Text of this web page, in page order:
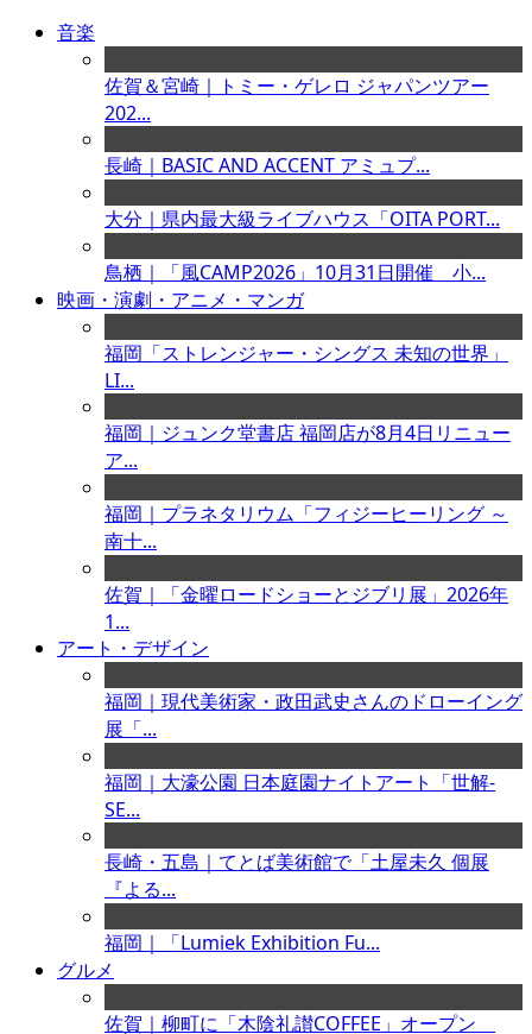
音楽
佐賀＆宮崎｜トミー・ゲレロ ジャパンツアー
202...
長崎｜BASIC AND ACCENT アミュプ...
大分｜県内最大級ライブハウス「OITA PORT...
鳥栖｜「風CAMP2026」10月31日開催 小...
映画・演劇・アニメ・マンガ
福岡「ストレンジャー・シングス 未知の世界」
LI...
福岡｜ジュンク堂書店 福岡店が8月4日リニュー
ア...
福岡｜プラネタリウム「フィジーヒーリング ～
南十...
佐賀｜「金曜ロードショーとジブリ展」2026年
1...
アート・デザイン
福岡｜現代美術家・政田武史さんのドローイング
展「...
福岡｜大濠公園 日本庭園ナイトアート「世解-
SE...
長崎・五島｜てとば美術館で「土屋未久 個展
『よる...
福岡｜「Lumiek Exhibition Fu...
グルメ
佐賀｜柳町に「木陰礼讃COFFEE」オープン